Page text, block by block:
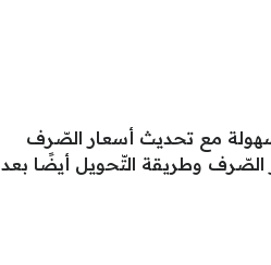
مع تحديث أسعار الصّرف
الصّرف وطريقة التّحويل أيضًا بعد